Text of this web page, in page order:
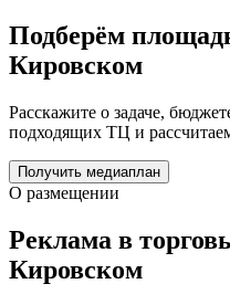
Подберём
Кировском
Расскажите о задаче,
подходящих ТЦ и
Получить медиаплан
О размещении
Реклама в
Кировском